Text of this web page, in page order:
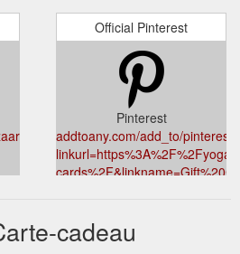
Official Pinterest
Pinterest
addtoany.com/add_to/pinterest?
cadeau